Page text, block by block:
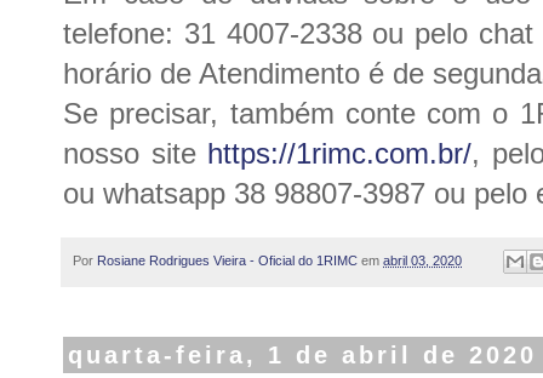
telefone: 31 4007-2338 ou pelo
horário de Atendimento é de
Se precisar, também conte com o
nosso site https://1rimc.com.br/,
ou whatsapp 38 98807-3987 ou
Por Rosiane Rodrigues Vieira - Oficial do 1RIMC em abril 03, 2020
quarta-feira, 1 de abril de 2020